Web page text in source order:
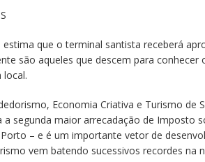
estima que o terminal santista receberá
são aqueles que descem para conhecer
local.
Economia Criativa e Turismo de
segunda maior arrecadação de Imposto
– e é um importante vetor de
vem batendo sucessivos recordes na